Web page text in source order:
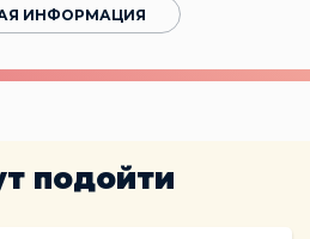
ИНФОРМАЦИЯ
подойти